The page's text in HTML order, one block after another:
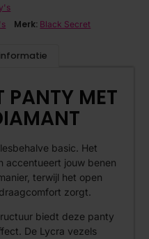
Merk: Black Secret
PANTY MET
basic. Het
accentueert jouw benen
terwijl het open
zorgt.
biedt deze panty
De Lycra vezels